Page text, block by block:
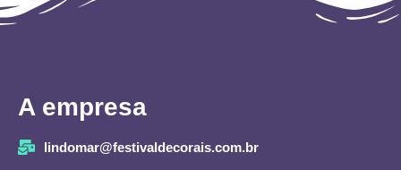
A empresa
lindomar@festivaldecorais.com.br